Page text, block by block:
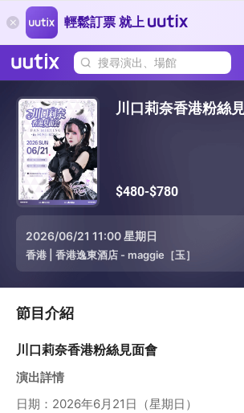
輕鬆訂票 就上
搜尋演出、場館
川口莉奈香港粉絲
$480-$780
2026/06/21 11:00 星期日
香港 香港逸東酒店 - maggie［玉］
節目介紹
川口莉奈香港粉絲見面會
演出詳情
日期：2026年6月21日（星期日）